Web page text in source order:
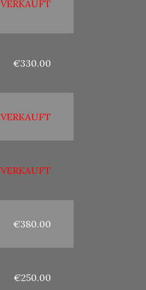
VERKAUFT
€330.00
VERKAUFT
VERKAUFT
€380.00
€250.00